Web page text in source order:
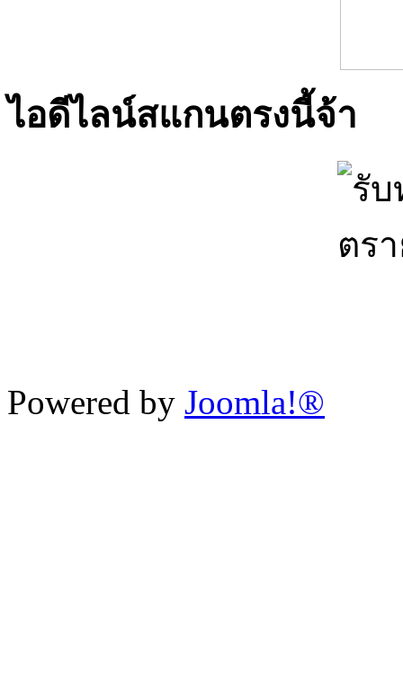
ไอดีไลน์สแกนตรงนี้จ้า
Powered by Joomla!®